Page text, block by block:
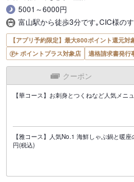
5001～6000円
富山駅から徒歩3分です｡CIC様の
【アプリ予約限定】最大800ポイント還元対
ポイントプラス対象店
適格請求書発行
クーポン
【華コース】お刺身とつくねなど人気メ
【雅コース】人気No.1 海鮮しゃぶ鍋と暖
円(税込)